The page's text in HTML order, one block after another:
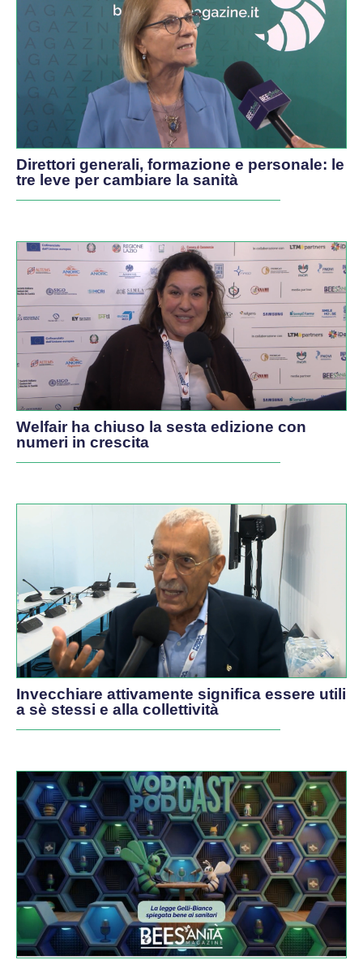
Direttori generali, formazione e personale: le
tre leve per cambiare la sanità
Welfair ha chiuso la sesta edizione con
numeri in crescita
Invecchiare attivamente significa essere utili
a sè stessi e alla collettività
PODCAST